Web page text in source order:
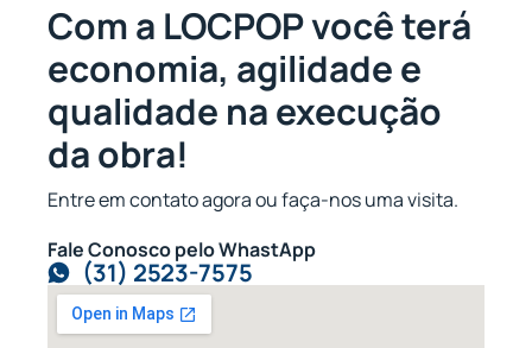
Com a LOCPOP você terá
economia, agilidade e
qualidade na execução
da obra!
Entre em contato agora ou faça-nos uma visita.
Fale Conosco pelo WhastApp
(31) 2523-7575